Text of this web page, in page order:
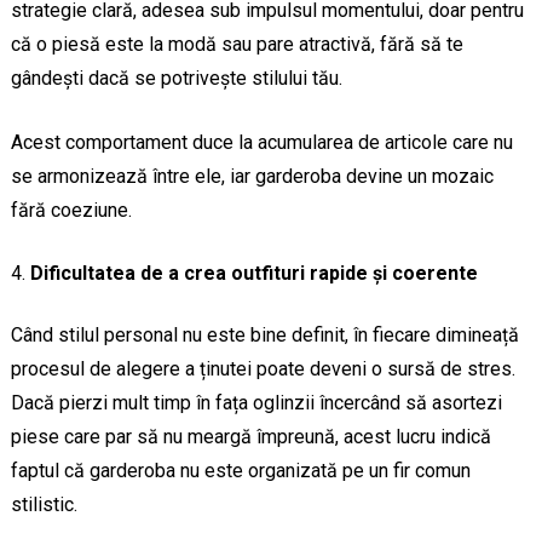
strategie clară, adesea sub impulsul momentului, doar pentru
că o piesă este la modă sau pare atractivă, fără să te
gândești dacă se potrivește stilului tău.
Acest comportament duce la acumularea de articole care nu
se armonizează între ele, iar garderoba devine un mozaic
fără coeziune.
Dificultatea de a crea outfituri rapide și coerente
Când stilul personal nu este bine definit, în fiecare dimineață
procesul de alegere a ținutei poate deveni o sursă de stres.
Dacă pierzi mult timp în fața oglinzii încercând să asortezi
piese care par să nu meargă împreună, acest lucru indică
faptul că garderoba nu este organizată pe un fir comun
stilistic.